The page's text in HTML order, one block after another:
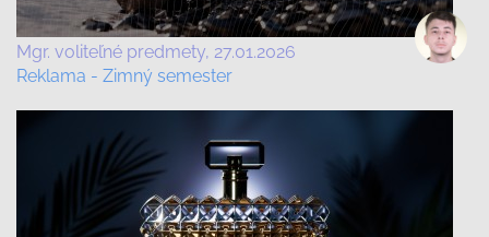
Mgr. voliteľné predmety 27.01.2026
Reklama - Zimný semester